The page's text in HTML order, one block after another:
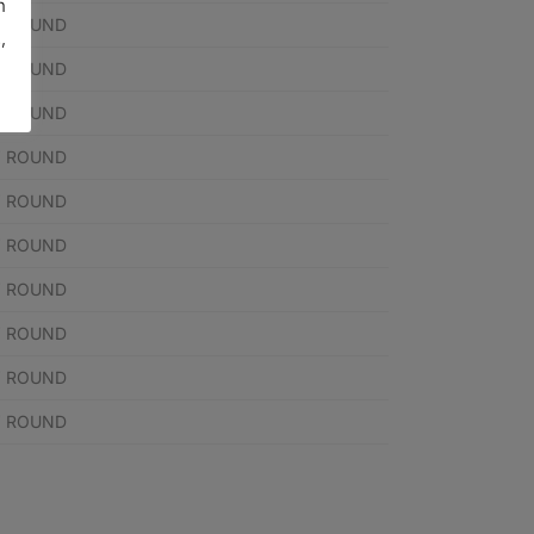
ROUND
ROUND
ROUND
ROUND
ROUND
ROUND
ROUND
ROUND
ROUND
ROUND